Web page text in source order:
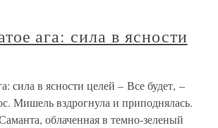
ага: сила в ясности
сила в ясности целей – Все будет, –
Мишель вздрогнула и приподнялась.
облаченная в темно-зеленый